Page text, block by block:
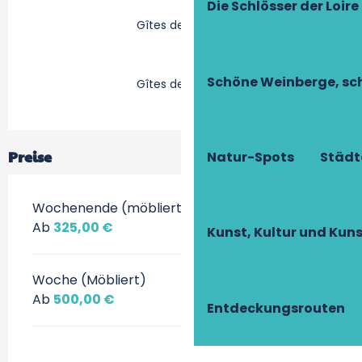
Die Schlösser der Loire
Schöne Weinberge,
Natur-Spots
Kunst, Kultur und
Entdeckungsrouten
Gîtes de France
Gîtes de France
Preise
Wochenende (möbliert)
Ab 325,00 €
Woche (Möbliert)
Ab 500,00 €